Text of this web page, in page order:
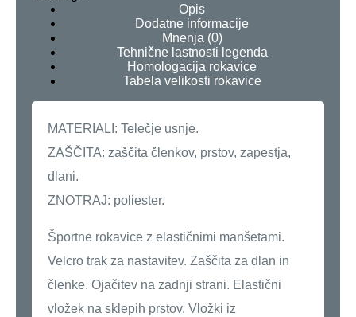
Opis
Dodatne informacije
Mnenja (0)
Tehnične lastnosti legenda
Homologacija rokavice
Tabela velikosti rokavice
MATERIALI: Telečje usnje.
ZAŠČITA: zaščita členkov, prstov, zapestja,
dlani.
ZNOTRAJ: poliester.
Športne rokavice z elastičnimi manšetami.
Velcro trak za nastavitev. Zaščita za dlan in
členke. Ojačitev na zadnji strani. Elastični
vložek na sklepih prstov. Vložki iz